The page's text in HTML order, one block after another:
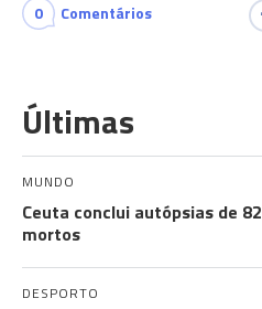
0 Comentários
Últimas
MUNDO
Ceuta conclui autópsias de
mortos
DESPORTO